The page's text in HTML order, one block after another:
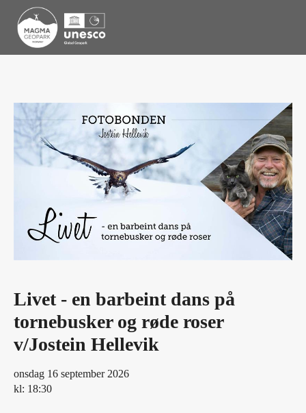
Livet - en barbeint dans på
tornebusker og røde roser
v/Jostein Hellevik
onsdag 16 september 2026
kl: 18:30